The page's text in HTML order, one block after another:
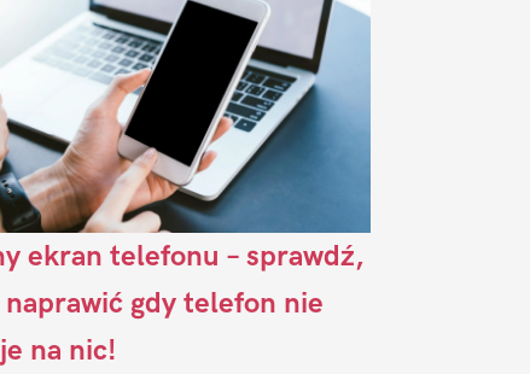
ekran telefonu – sprawdź,
gdy telefon nie
na nic!